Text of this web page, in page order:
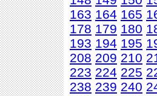
163 164 165
178 179 180
193 194 195
208 209 210
223 224 225
238 239 240